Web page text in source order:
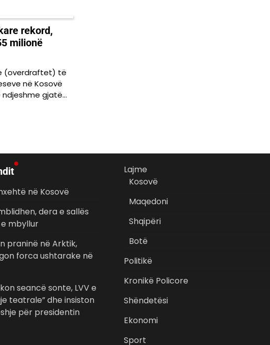
rekord,
milionë
(overdraftet) të
në Kosovë
ndjeshme gjatë…
në Kosovë
dera e sallës
mbyllur
praninë në Arktik,
forca ushtarake në
seancë sonte, LVV e
teatrale” dhe insiston
për presidentin
Lajme
Kosovë
Maqedoni
Shqipëri
Botë
Politikë
Kronikë Policore
Shëndetësi
Ekonomi
Sport